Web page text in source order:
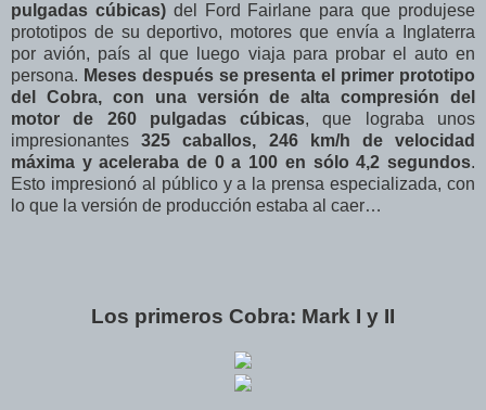
pulgadas cúbicas)del Ford Fairlane para que produjese
prototipos de su deportivo, motores que envía a Inglaterra
por avión, país al que luego viaja para probar el auto en
persona. Meses después se presenta el primer prototipo
del Cobra, con una versión de alta compresión del
motor de 260 pulgadas cúbicas, que lograba unos
impresionantes325 caballos, 246 km/h de velocidad
máxima y aceleraba de 0 a 100 en sólo 4,2 segundos.
Esto impresionó al público y a la prensa especializada, con
lo que la versión de producción estaba al caer…
Los primeros Cobra: Mark I y II